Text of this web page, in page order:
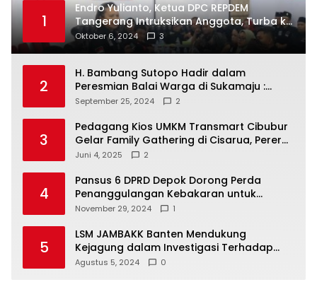
1
Endro Yulianto, Ketua DPC REPDEM
Tangerang Intruksikan Anggota, Turba ke
Masyarakat Dan Jalani Apa Yang di
Putuskan RAKERCABSUS
Oktober 6, 2024 3
2
H. Bambang Sutopo Hadir dalam
Peresmian Balai Warga di Sukamaju :
Wadah Baru untuk Kolaborasi dan
September 25, 2024 2
3
Pedagang Kios UMKM Transmart Cibubur
Gelar Family Gathering di Cisarua, Pererat
Silaturahmi dan Kekompakan
Juni 4, 2025 2
4
Pansus 6 DPRD Depok Dorong Perda
Penanggulangan Kebakaran untuk
Keselamatan Warga
November 29, 2024 1
5
LSM JAMBAKK Banten Mendukung
Kejagung dalam Investigasi Terhadap
Walikota Bandar Lampung
Agustus 5, 2024 0